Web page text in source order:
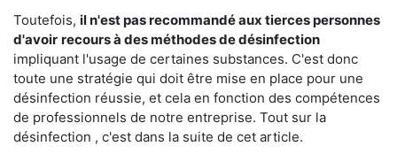
Toutefois, il n'est pas recommandé aux tierces personnes
d'avoir recours à des méthodes de désinfection
impliquant l'usage de certaines substances. C'est donc
toute une stratégie qui doit être mise en place pour une
désinfection réussie, et cela en fonction des compétences
de professionnels de notre entreprise. Tout sur la
désinfection , c'est dans la suite de cet article.